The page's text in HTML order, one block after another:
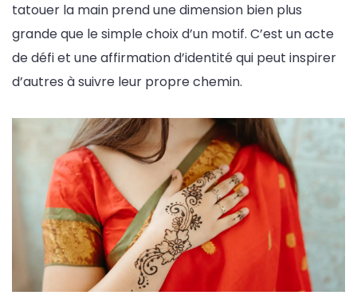
tatouer la main prend une dimension bien plus
grande que le simple choix d’un motif. C’est un acte
de défi et une affirmation d’identité qui peut inspirer
d’autres à suivre leur propre chemin.